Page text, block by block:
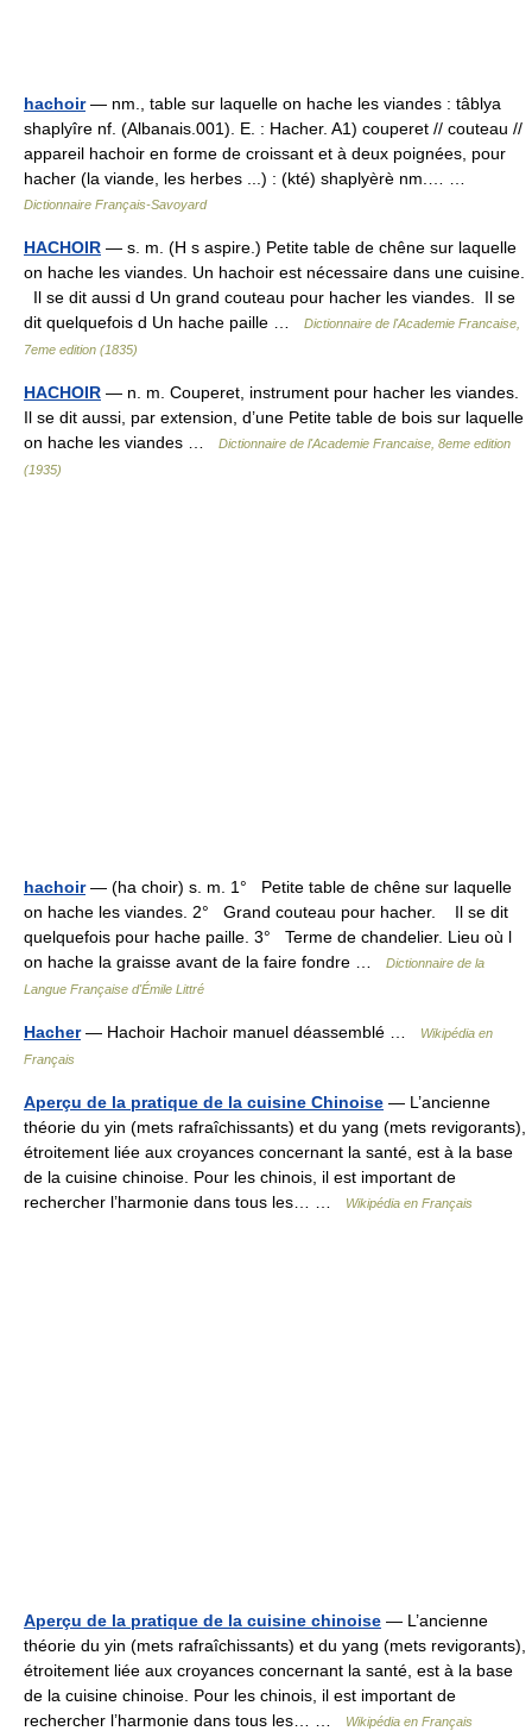
hachoir— nm., table sur laquelle on hache les viandes : tâblya
shaplyîre nf. (Albanais.001). E. : Hacher. A1) couperet // couteau //
appareil hachoir en forme de croissant et à deux poignées, pour
hacher (la viande, les herbes ...) : (kté) shaplyèrè nm.… …
Dictionnaire Français-Savoyard
HACHOIR — s. m. (H s aspire.) Petite table de chêne sur laquelle
on hache les viandes. Un hachoir est nécessaire dans une cuisine.
Il se dit aussi d Un grand couteau pour hacher les viandes. Il se
dit quelquefois d Un hache paille …
Dictionnaire de l'Academie Francaise,
7eme edition (1835)
HACHOIR — n. m. Couperet, instrument pour hacher les viandes.
Il se dit aussi, par extension, d’une Petite table de bois sur laquelle
on hache les viandes …
Dictionnaire de l'Academie Francaise, 8eme edition
(1935)
hachoir— (ha choir) s. m. 1° Petite table de chêne sur laquelle
on hache les viandes. 2° Grand couteau pour hacher. Il se dit
quelquefois pour hache paille. 3° Terme de chandelier. Lieu où l
on hache la graisse avant de la faire fondre …
Dictionnaire de la
Langue Française d'Émile Littré
Hacher— Hachoir Hachoir manuel déassemblé …
Wikipédia en
Français
Aperçu de la pratique de la cuisine Chinoise — L’ancienne
théorie du yin (mets rafraîchissants) et du yang (mets revigorants),
étroitement liée aux croyances concernant la santé, est à la base
de la cuisine chinoise. Pour les chinois, il est important de
rechercher l’harmonie dans tous les… …
Wikipédia en Français
Aperçu de la pratique de la cuisine chinoise — L’ancienne
théorie du yin (mets rafraîchissants) et du yang (mets revigorants),
étroitement liée aux croyances concernant la santé, est à la base
de la cuisine chinoise. Pour les chinois, il est important de
rechercher l’harmonie dans tous les… …
Wikipédia en Français